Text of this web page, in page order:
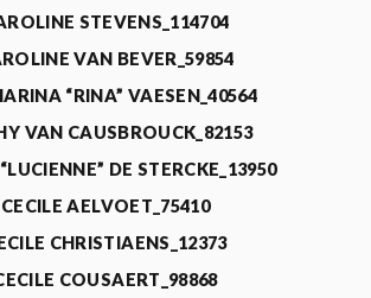
STEVENS_114704
VAN BEVER_59854
“RINA” VAESEN_40564
VAN CAUSBROUCK_82153
DE STERCKE_13950
CECILE AELVOET_75410
CHRISTIAENS_12373
COUSAERT_98868